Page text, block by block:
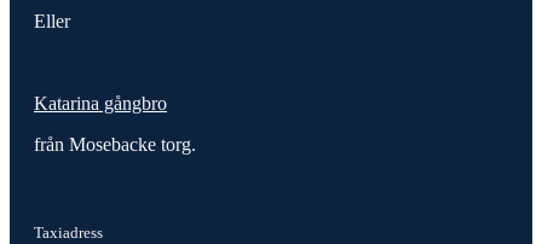
Eller
Katarina gångbro
från Mosebacke torg.
Taxiadress